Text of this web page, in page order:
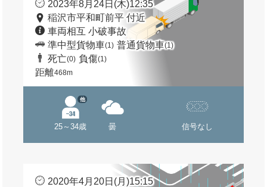
2023年8月24日(木)12:35
稲沢市平和町前平 付近
車両相互 小破事故
準中型貨物車(1) 普通貨物車(1)
死亡(0) 負傷(1)
距離468m
25～34歳
他
曇 信号なし
2020年4月20日(月)15:15